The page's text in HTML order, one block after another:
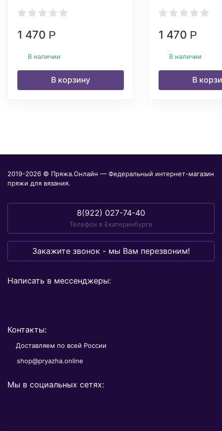
1 470 Р
В наличии
В корзину
1 470 Р
В наличии
В
2019-2026 © Пряжа.Онлайн — Федеральный интернет-магазин
пряжи для вязания.
8(922) 027-74-40
Телефон в Екатеринбурге
Закажите звонок - мы Вам перезвоним!
Написать в мессенджеры:
Контакты:
Доставляем по всей России
shop@pryazha.online
Мы в социальных сетях: